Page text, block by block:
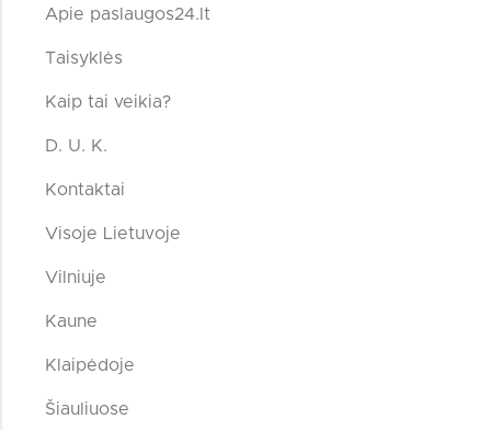
Apie paslaugos24.lt
Taisyklės
Kaip tai veikia?
D. U. K.
Kontaktai
Visoje Lietuvoje
Vilniuje
Kaune
Klaipėdoje
Šiauliuose